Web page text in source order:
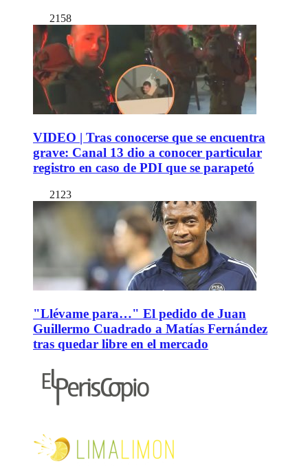
2158
VIDEO | Tras conocerse que se encuentra
grave: Canal 13 dio a conocer particular
registro en caso de PDI que se parapetó
2123
"Llévame para…" El pedido de Juan
Guillermo Cuadrado a Matías Fernández
tras quedar libre en el mercado